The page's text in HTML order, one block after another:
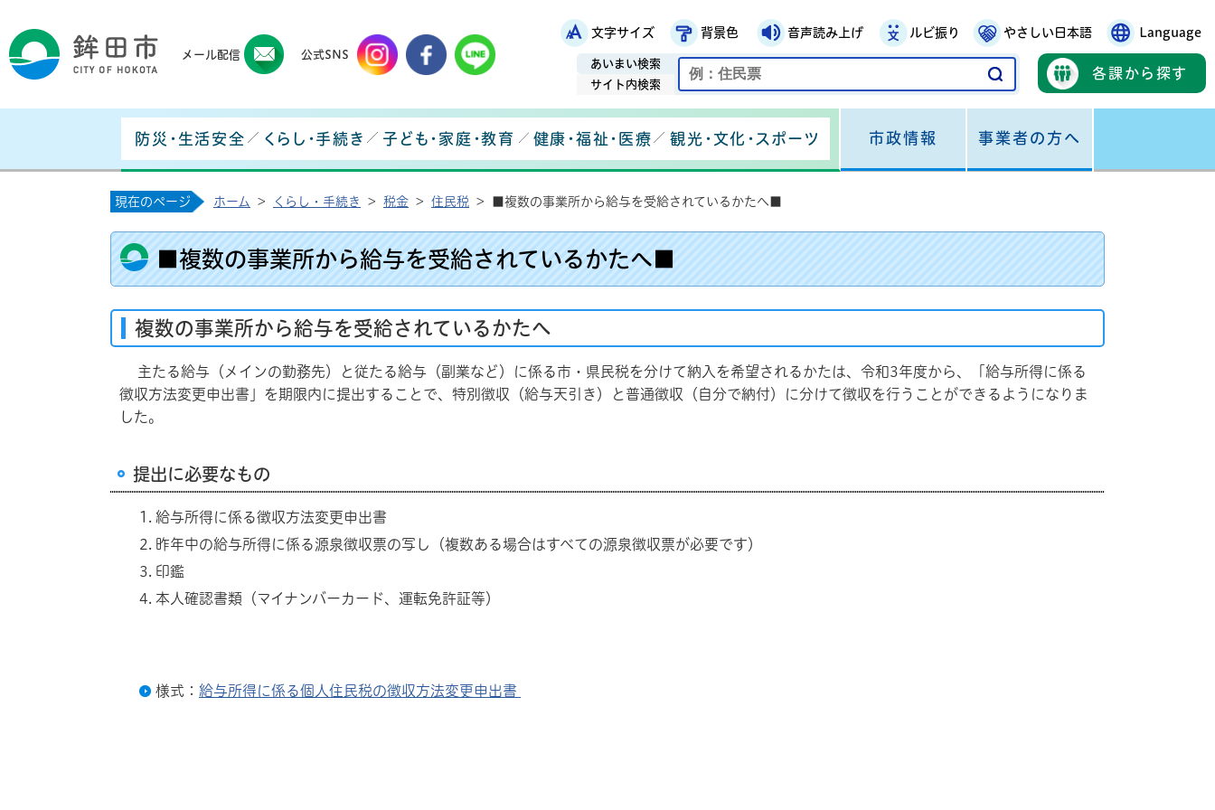
鉾田市役所ホームページ文字サイズ 背景色 音声読み上げ ルビ振り やさしい日本語 Language
各課から探す
あいまい検索
サイト内検索
メール配信
鉾田市メールマガジン
公式SNS
鉾田市公式Instagram
鉾田市公式Facebook
鉾田市公式LINE
防災・生活安全 くらし・手続き 子ども・家庭・教育 健康・福祉・医療 観光・文化・スポーツ 市政情報 事業者の方へ
現在のページ ホーム > くらし・手続き > 税金 > 住民税 > ■複数の事業所から給与を受給されているかたへ■
■複数の事業所から給与を受給されているかたへ■
複数の事業所から給与を受給されているかたへ
主たる給与（メインの勤務先）と従たる給与（副業など）に係る市・県民税を分けて納入を希望されるかたは、令和3年度から、「給与所得に係る
徴収方法変更申出書」を期限内に提出することで、特別徴収（給与天引き）と普通徴収（自分で納付）に分けて徴収を行うことができるようになりま
した。
提出に必要なもの
給与所得に係る徴収方法変更申出書
昨年中の給与所得に係る源泉徴収票の写し（複数ある場合はすべての源泉徴収票が必要です）
印鑑
本人確認書類（マイナンバーカード、運転免許証等）
様式： 給与所得に係る個人住民税の徴収方法変更申出書